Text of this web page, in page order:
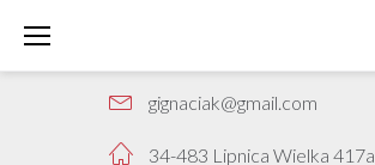
gignaciak@gmail.com
34-483 Lipnica Wielka 417a